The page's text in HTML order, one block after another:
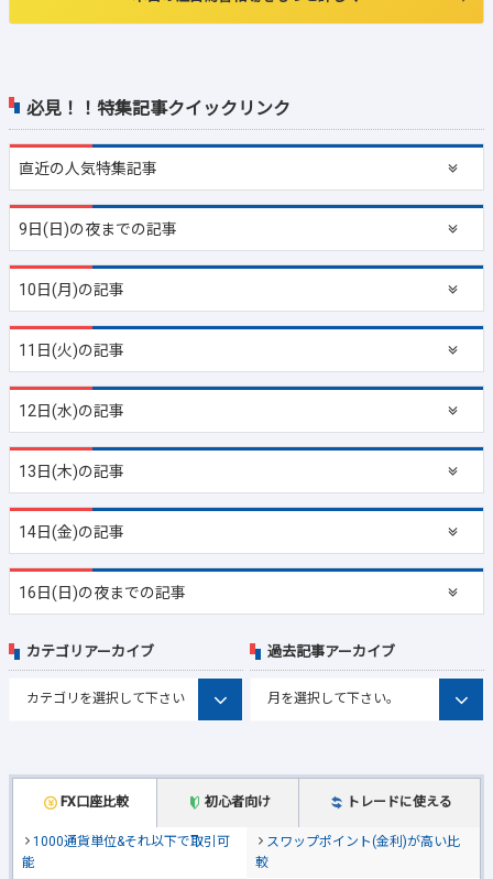
必見！！特集記事クイックリンク
直近の人気特集記事
9日(日)の夜までの記事
10日(月)の記事
11日(火)の記事
12日(水)の記事
13日(木)の記事
14日(金)の記事
16日(日)の夜までの記事
FX口座比較 初心者向け トレードに使える
1000通貨単位&それ以下で取引可
能
スワップポイント(金利)が高い比
較
カテゴリアーカイブ 過去記事アーカイブ